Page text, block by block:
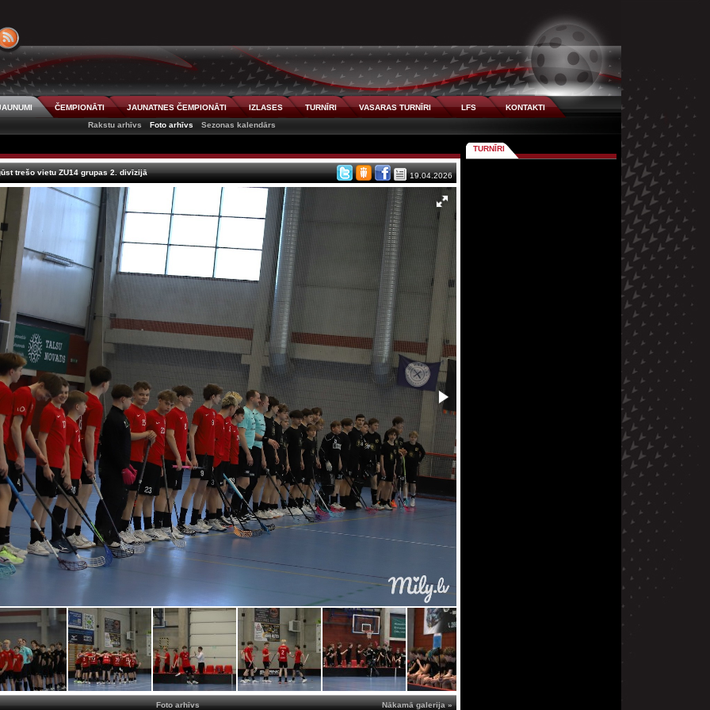
ČEMPIONĀTI JAUNATNES ČEMPIONĀTI IZLASES TURNĪRI VASARAS TURNĪRI LFS
KONTAKTI
Rakstu arhīvs
Foto arhīvs Sezonas kalendārs
trešo vietu ZU14 grupas 2. divīzijā 19.04.2026
Nākamā galerija »
Foto arhīvs
TURNĪRI